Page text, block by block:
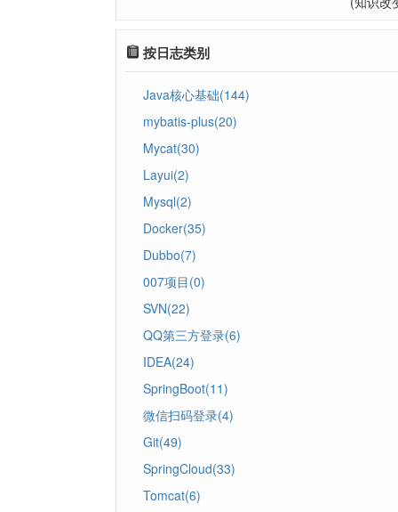
按日志类别
Java核心基础(144)
mybatis-plus(20)
Mycat(30)
Layui(2)
Mysql(2)
Docker(35)
Dubbo(7)
007项目(0)
SVN(22)
QQ第三方登录(6)
IDEA(24)
SpringBoot(11)
微信扫码登录(4)
Git(49)
SpringCloud(33)
Tomcat(6)